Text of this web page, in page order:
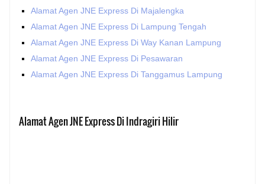
Alamat Agen JNE Express Di Majalengka
Alamat Agen JNE Express Di Lampung Tengah
Alamat Agen JNE Express Di Way Kanan Lampung
Alamat Agen JNE Express Di Pesawaran
Alamat Agen JNE Express Di Tanggamus Lampung
Alamat Agen JNE Express Di Indragiri Hilir